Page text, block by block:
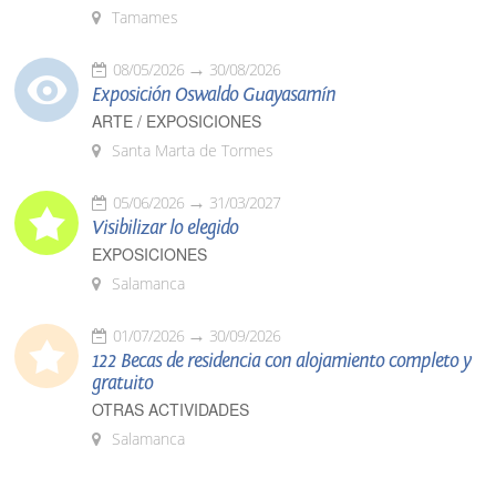
Tamames
08/05/2026 30/08/2026
Exposición Oswaldo Guayasamín
ARTE / EXPOSICIONES
Santa Marta de Tormes
05/06/2026 31/03/2027
Visibilizar lo elegido
EXPOSICIONES
Salamanca
01/07/2026 30/09/2026
122 Becas de residencia con alojamiento completo y
gratuito
OTRAS ACTIVIDADES
Salamanca